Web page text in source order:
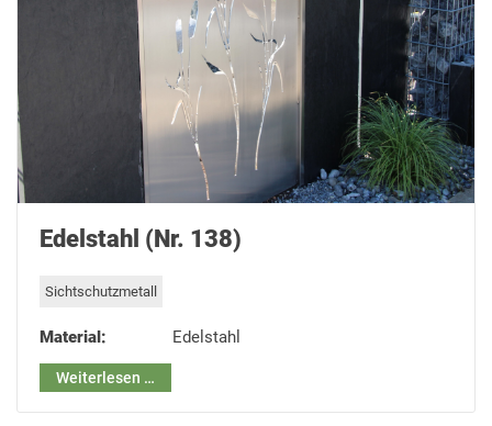
Edelstahl (Nr. 138)
Sichtschutzmetall
Material: Edelstahl
Weiterlesen …